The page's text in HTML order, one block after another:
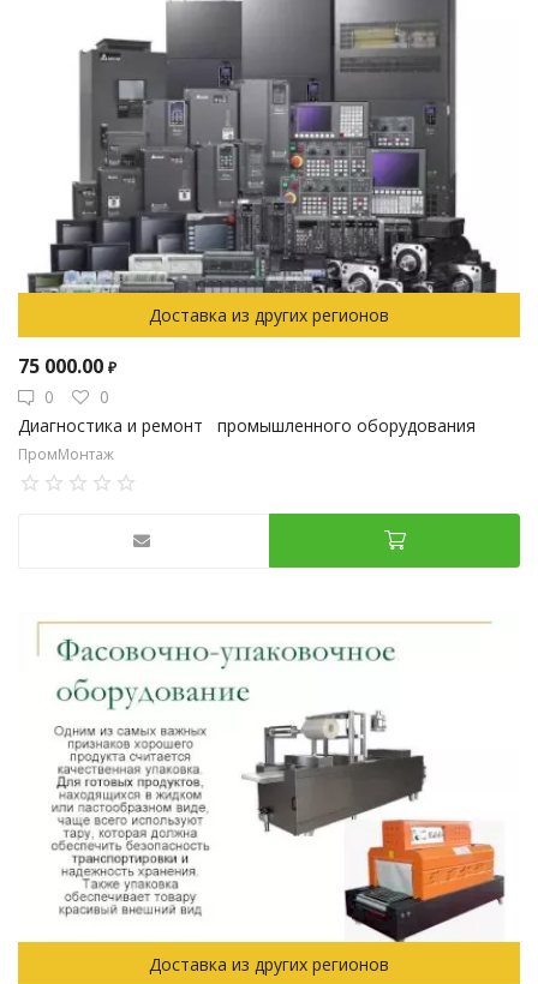
Доставка из других регионов
75 000.00 ₽
0
0
Диагностика и ремонт промышленного оборудования
ПромМонтаж
Доставка из других регионов